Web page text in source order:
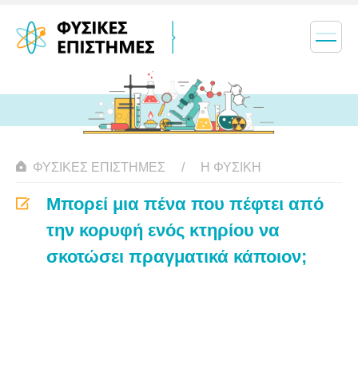
ΦΥΣΙΚΈΣ ΕΠΙΣΤΉΜΕΣ Η ΦΥΣΙΚΗ
Μπορεί μια πένα που πέφτει από
την κορυφή ενός κτηρίου να
σκοτώσει πραγματικά κάποιον;